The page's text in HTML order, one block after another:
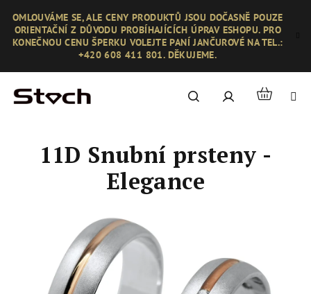
obsah
OMLOUVÁME SE, ALE CENY PRODUKTŮ JSOU DOČASNĚ POUZE
ORIENTAČNÍ Z DŮVODU PROBÍHAJÍCÍCH ÚPRAV ESHOPU. PRO
KONEČNOU CENU ŠPERKU VOLEJTE PANÍ JANČUROVÉ NA TEL.:
+420 608 411 801. DĚKUJEME.
Hledat PřihlášeníNákupní
11D Snubní prsteny -
Elegance